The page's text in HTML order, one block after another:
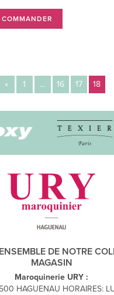
COMMANDER
« 1 … 16 17 18
DE NOTRE
MAGASIN
Maroquinerie URY :
HAGUENAU HORAIRES: